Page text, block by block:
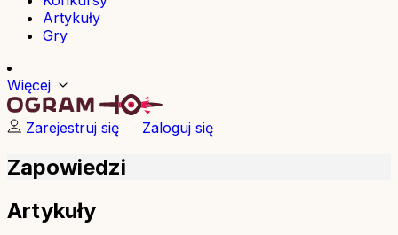
Artykuły
Gry
Więcej
Zarejestruj się Zaloguj się
Zapowiedzi
Artykuły